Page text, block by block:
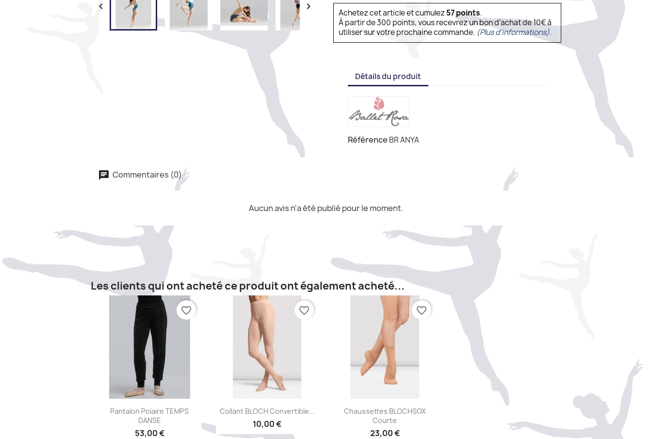
 
Achetez cet article et cumulez 57points.
À partir de 300 points, vous recevrez un bon d’achat de 10€ à
utiliser sur votre prochaine commande. (Plus d'informations).
Détails du produit
Référence BR ANYA
Commentaires (0)
Aucun avis n'a été publié pour le moment.
Les clients qui ont acheté ce produit ont également acheté...
Aperçu rapide
Pantalon Polaire TEMPS
DANSE
53,00 €
favorite_border
Aperçu rapide
Collant BLOCH Convertible...
10,00 €
favorite_border
Aperçu rapide
Chaussettes BLOCHSOX
Courte
23,00 €
favorite_border